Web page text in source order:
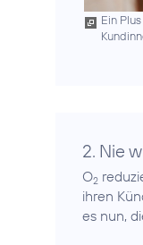
Ein
2. Nie
O2
ihren
es nun,